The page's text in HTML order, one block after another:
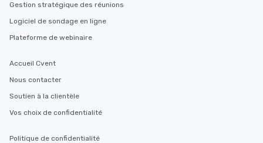
Gestion stratégique des réunions
Logiciel de sondage en ligne
Plateforme de webinaire
Accueil Cvent
Nous contacter
Soutien à la clientèle
Vos choix de confidentialité
Politique de confidentialité